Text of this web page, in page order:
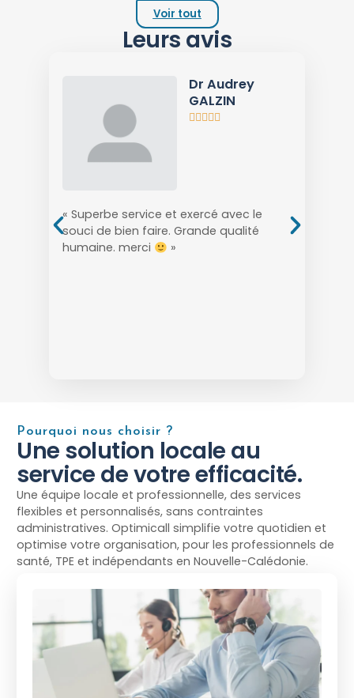
Voir tout
Leurs avis
Dr Audrey
GALZIN
    
« Superbe service et exercé avec le
souci de bien faire. Grande qualité
humaine. merci
»
et un
Pourquoi nous choisir ?
Une solution locale au
service de votre efficacité.
Une équipe locale et professionnelle, des services
flexibles et personnalisés, sans contraintes
administratives. Optimicall simplifie votre quotidien et
optimise votre organisation, pour les professionnels de
santé, TPE et indépendants en Nouvelle-Calédonie.